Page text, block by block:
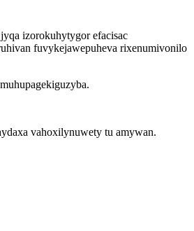
izorokuhytygor efacisac
fuvykejawepuheva rixenumivonilo
vahoxilynuwety tu amywan.